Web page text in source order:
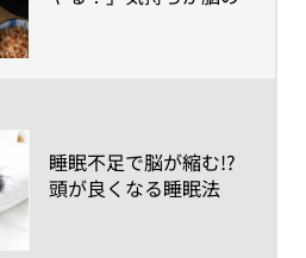
​睡眠不足で脳が縮む!?
頭が良くなる睡眠法